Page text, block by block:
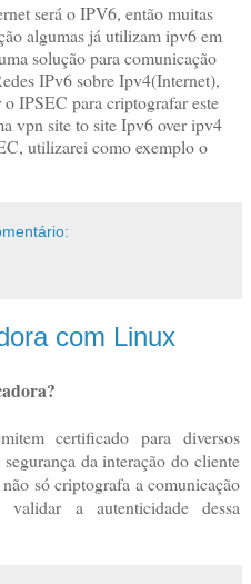
será o IPV6, então muitas
algumas já utilizam ipv6 em
solução para comunicação
IPv6 sobre Ipv4(Internet),
IPSEC para criptografar este
vpn site to site Ipv6 over ipv4
utilizarei como exemplo o
com Linux
certificado para diversos
da interação do cliente
só criptografa a comunicação
a autenticidade dessa